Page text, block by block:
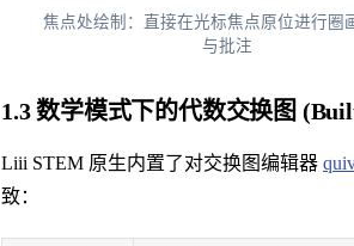
焦点处绘制：直接在光标焦点原位进行圈
与批注
1.3 数学模式下的代数交换图
Liii STEM 原生内置了对交换图编辑器
致：